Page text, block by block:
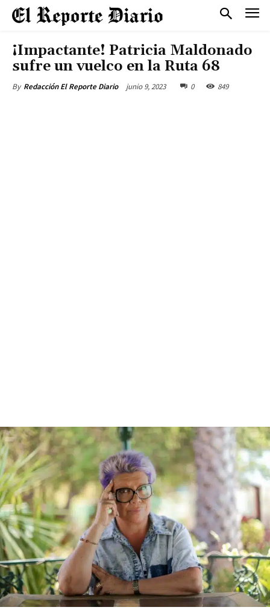
¡Impactante! Patricia Maldonado
sufre un vuelco en la Ruta 68
By Redacción El Reporte Diario junio 9, 2023 0 849